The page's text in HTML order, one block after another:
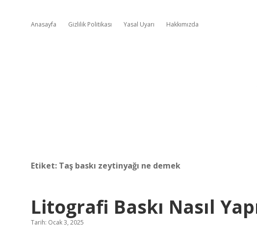
Anasayfa Gizlilik Politikası Yasal Uyarı Hakkımızda
Etiket: Taş baskı zeytinyağı ne demek
Litografi Baskı Nasıl
Tarih: Ocak 3, 2025